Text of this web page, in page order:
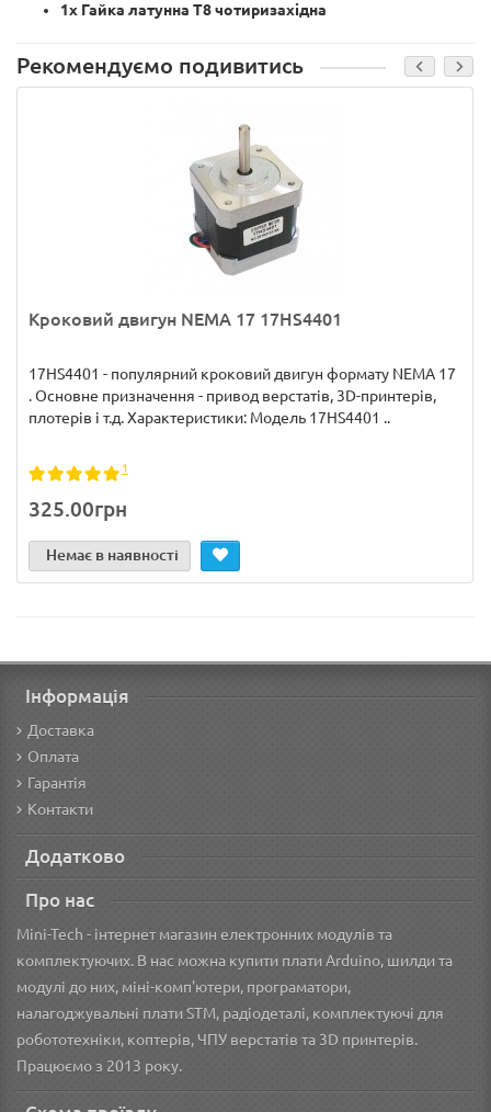
1х Гайка латунна Т8 чотиризахідна
Рекомендуємо подивитись
Кроковий двигун NEMA 17 17HS4401
17HS4401 - популярний кроковий двигун формату NEMA 17
. Основне призначення - привод верстатів, 3D-принтерів,
плотерів і т.д. Характеристики: Модель 17HS4401 ..
1
325.00грн
Немає в наявності
Інформація
Доставка
Оплата
Гарантія
Контакти
Додатково
Про нас
Mini-Tech - інтернет магазин електронних модулів та
комплектуючих. В нас можна купити плати Arduino, шилди та
модулі до них, міні-комп'ютери, програматори,
налагоджувальні плати STM, радіодеталі, комплектуючі для
робототехніки, коптерів, ЧПУ верстатів та 3D принтерів.
Працюємо з 2013 року.